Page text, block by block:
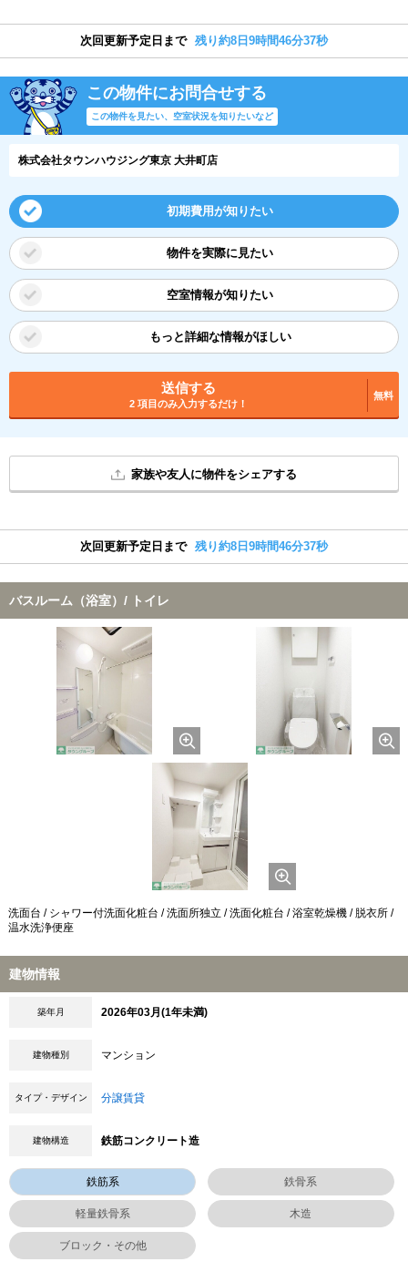
次回更新予定日まで 残り約8日9時間46分36秒
この物件にお問合せする
この物件を見たい、空室状況を知りたいなど
株式会社タウンハウジング東京 大井町店
初期費用が知りたい
物件を実際に見たい
空室情報が知りたい
もっと詳細な情報がほしい
送信する
2 項目のみ入力するだけ！
無料
家族や友人に物件をシェアする
次回更新予定日まで 残り約8日9時間46分36秒
バスルーム（浴室）/ トイレ
洗面台 / シャワー付洗面化粧台 / 洗面所独立 / 洗面化粧台 / 浴室乾燥機 / 脱衣所 /
温水洗浄便座
建物情報
築年月 2026年03月(1年未満)
建物種別 マンション
タイプ・デザイン 分譲賃貸
建物構造 鉄筋コンクリート造
鉄筋系 鉄骨系
軽量鉄骨系 木造
ブロック・その他